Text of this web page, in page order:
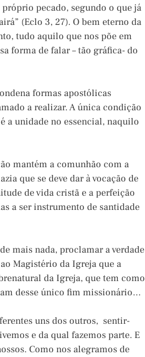
pecado, segundo o que já
(Eclo 3, 27). O bem eterno da
tudo aquilo que nos põe em
forma de falar – tão gráfica- do
formas apostólicas
a realizar. A única condição
a unidade no essencial, naquilo
mantém a comunhão com a
que se deve dar à vocação de
de vida cristã e a perfeição
a ser instrumento de santidade
mais nada, proclamar a verdade
Magistério da Igreja que a
da Igreja, que tem como
desse único fim missionário…
uns dos outros, sentir-
e da qual fazemos parte. E
Como nos alegramos de